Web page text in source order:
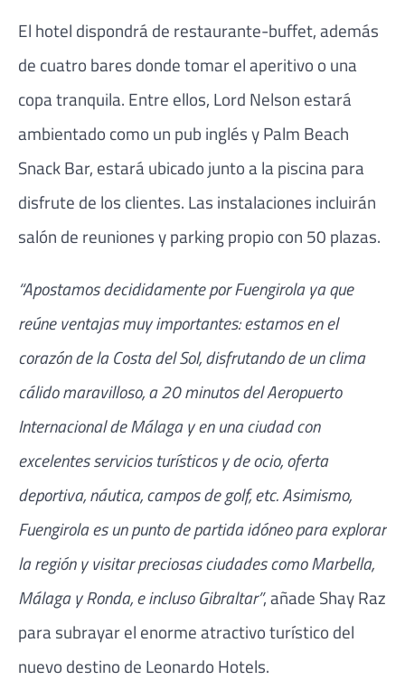
El hotel dispondrá de restaurante-buffet, además
de cuatro bares donde tomar el aperitivo o una
copa tranquila. Entre ellos, Lord Nelson estará
ambientado como un pub inglés y Palm Beach
Snack Bar, estará ubicado junto a la piscina para
disfrute de los clientes. Las instalaciones incluirán
salón de reuniones y parking propio con 50 plazas.
“Apostamos decididamente por Fuengirola ya que
reúne ventajas muy importantes: estamos en el
corazón de la Costa del Sol, disfrutando de un clima
cálido maravilloso, a 20 minutos del Aeropuerto
Internacional de Málaga y en una ciudad con
excelentes servicios turísticos y de ocio, oferta
deportiva, náutica, campos de golf, etc. Asimismo,
Fuengirola es un punto de partida idóneo para explorar
la región y visitar preciosas ciudades como Marbella,
Málaga y Ronda, e incluso Gibraltar”, añade Shay Raz
para subrayar el enorme atractivo turístico del
nuevo destino de Leonardo Hotels.